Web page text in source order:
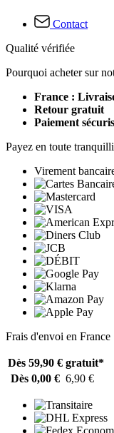
Contact
Qualité vérifiée
Pourquoi acheter sur
France :
Retour gratuit
Paiement
Payez en toute
Virement
Frais d'envoi en France
Dès 59,90 € gratuit*
Dès 0,00 € 6,90 €